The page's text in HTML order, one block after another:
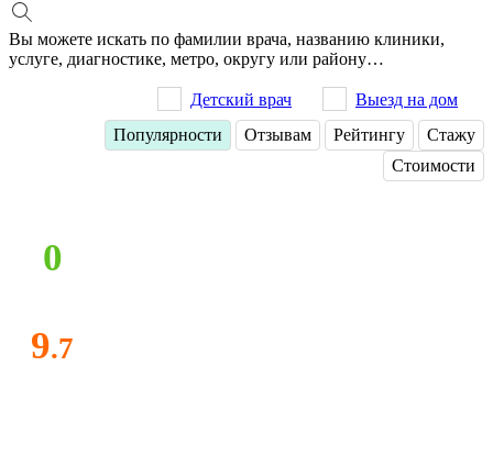
Вы можете искать по фамилии врача, названию клиники,
услуге, диагностике, метро, округу или району…
Детский врач
Выезд на дом
Популярности
Отзывам Рейтингу
Стажу
Стоимости
0
9.7